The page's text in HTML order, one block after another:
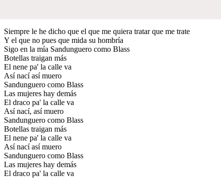
Siempre le he dicho que el que me quiera tratar que me trate
Y el que no pues que mida su hombría
Sigo en la mía Sandunguero como Blass
Botellas traigan más
El nene pa' la calle va
Así nací así muero
Sandunguero como Blass
Las mujeres hay demás
El draco pa' la calle va
Así nací, así muero
Sandunguero como Blass
Botellas traigan más
El nene pa' la calle va
Así nací así muero
Sandunguero como Blass
Las mujeres hay demás
El draco pa' la calle va